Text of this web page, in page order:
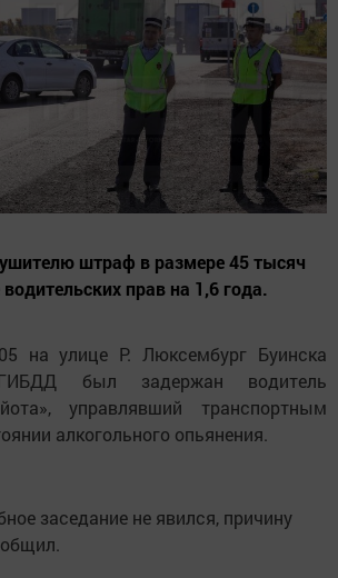
штраф в размере 45 тысяч
прав на 1,6 года.
на улице Р. Люксембург Буинска
ГИБДД был задержан водитель
управлявший транспортным
алкогольного опьянения.
заседание не явился, причину